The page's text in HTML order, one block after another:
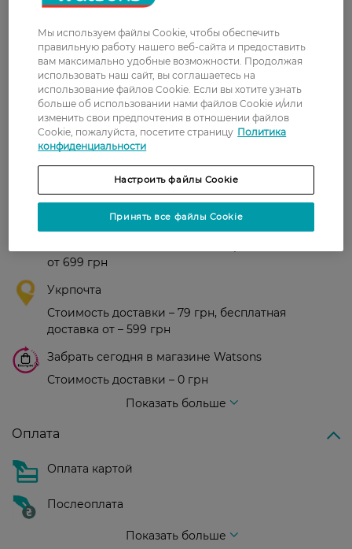
комнаты через сутки. Примите ко
бы мужской лосьон/одеколон.
Хорошо впишется в мужской
интерьер.
Сподобався, приємно пахне. На
т.кімнату 2 кв.м. буде довго
освіжати. Куплю ще
Новая почта
от 699 грн
Укрпочта
Стоимость доставки – 79 грн, бесплатная
доставка от – 599 грн
Забрать сегодня в магазине Watsons
Стоимость доставки – 0 грн
Показать больше
Оплата
Оплата картой
Послеоплата
Показать больше
Мы используем файлы Cookie, чтобы обеспечить
правильную работу нашего веб-сайта и предоставить
вам максимально удобные возможности. Продолжая
использовать наш сайт, вы соглашаетесь на
использование файлов Cookie. Если вы хотите узнать
больше об использовании нами файлов Cookie и/или
изменить свои предпочтения в отношении файлов
Cookie, пожалуйста, посетите страницу Политика
конфиденциальности
Настроить файлы Cookie
Принять все файлы Cookie